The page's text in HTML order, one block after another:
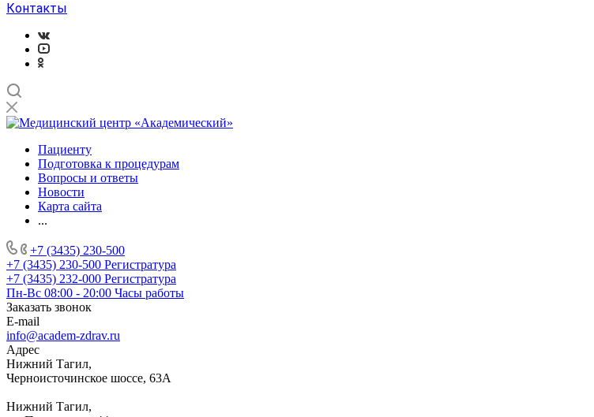
Контакты
Пациенту
Подготовка к процедурам
Вопросы и ответы
Новости
Карта сайта
...
+7 (3435) 230-500
+7 (3435) 230-500 Регистратура
+7 (3435) 232-000 Регистратура
Пн-Вс 08:00 - 20:00 Часы работы
Заказать звонок
E-mail
info@academ-zdrav.ru
Адрес
Нижний Тагил,
Черноисточинское шоссе, 63А
Нижний Тагил,